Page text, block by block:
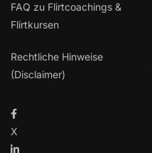
FAQ zu Flirtcoachings &
Flirtkursen
Rechtliche Hinweise
(Disclaimer)
X